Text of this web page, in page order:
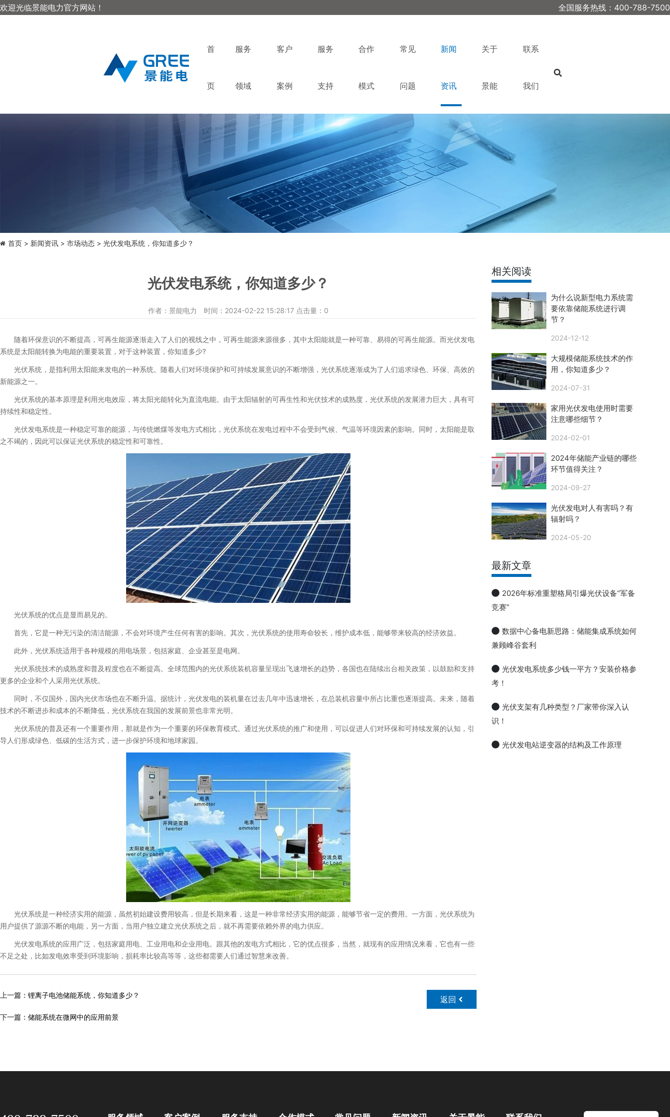
欢迎光临景能电力官方网站！ 全国服务热线：400-788-7500
首
页
服务
领域
客户
案例
服务
支持
合作
模式
常见
问题
新闻
资讯
关于
景能
联系
我们
首页 新闻资讯 市场动态> 光伏发电系统，你知道多少？
光伏发电系统，你知道多少？
作者：景能电力 时间：2024-02-22 15:28:17 点击量： 0
随着环保意识的不断提高，可再生能源逐渐走入了人们的视线之中，可再生能源来源很多，其中太阳能就是一种可靠、易得的可再生能源。而光伏发电
系统是太阳能转换为电能的重要装置，对于这种装置，你知道多少?
光伏系统，是指利用太阳能来发电的一种系统。随着人们对环境保护和可持续发展意识的不断增强，光伏系统逐渐成为了人们追求绿色、环保、高效的
新能源之一。
光伏系统的基本原理是利用光电效应，将太阳光能转化为直流电能。由于太阳辐射的可再生性和光伏技术的成熟度，光伏系统的发展潜力巨大，具有可
持续性和稳定性。
光伏发电系统是一种稳定可靠的能源，与传统燃煤等发电方式相比，光伏系统在发电过程中不会受到气候、气温等环境因素的影响。同时，太阳能是取
之不竭的，因此可以保证光伏系统的稳定性和可靠性。
光伏系统的优点是显而易见的。
首先，它是一种无污染的清洁能源，不会对环境产生任何有害的影响。其次，光伏系统的使用寿命较长，维护成本低，能够带来较高的经济效益。
此外，光伏系统适用于各种规模的用电场景，包括家庭、企业甚至是电网。
光伏系统技术的成熟度和普及程度也在不断提高。全球范围内的光伏系统装机容量呈现出飞速增长的趋势，各国也在陆续出台相关政策，以鼓励和支持
更多的企业和个人采用光伏系统。
同时，不仅国外，国内光伏市场也在不断升温。据统计，光伏发电的装机量在过去几年中迅速增长，在总装机容量中所占比重也逐渐提高。未来，随着
技术的不断进步和成本的不断降低，光伏系统在我国的发展前景也非常光明。
光伏系统的普及还有一个重要作用，那就是作为一个重要的环保教育模式。通过光伏系统的推广和使用，可以促进人们对环保和可持续发展的认知，引
导人们形成绿色、低碳的生活方式，进一步保护环境和地球家园。
光伏系统是一种经济实用的能源，虽然初始建设费用较高，但是长期来看，这是一种非常经济实用的能源，能够节省一定的费用。一方面，光伏系统为
用户提供了源源不断的电能，另一方面，当用户独立建立光伏系统之后，就不再需要依赖外界的电力供应。
光伏发电系统的应用广泛，包括家庭用电、工业用电和企业用电。跟其他的发电方式相比，它的优点很多，当然，就现有的应用情况来看，它也有一些
不足之处，比如发电效率受到环境影响，损耗率比较高等等，这些都需要人们通过智慧来改善。
上一篇： 锂离子电池储能系统，你知道多少？
下一篇： 储能系统在微网中的应用前景
返回
相关阅读
为什么说新型电力系统需
要依靠储能系统进行调
节？
2024-12-12
大规模储能系统技术的作
用，你知道多少？
2024-07-31
家用光伏发电使用时需要
注意哪些细节？
2024-02-01
2024年储能产业链的哪些
环节值得关注？
2024-09-27
光伏发电对人有害吗？有
辐射吗？
2024-05-20
最新文章
2026年标准重塑格局引爆光伏设备“军备
竞赛”
数据中心备电新思路：储能集成系统如何
兼顾峰谷套利
光伏发电系统多少钱一平方？安装价格参
考！
光伏支架有几种类型？厂家带你深入认
识！
光伏发电站逆变器的结构及工作原理